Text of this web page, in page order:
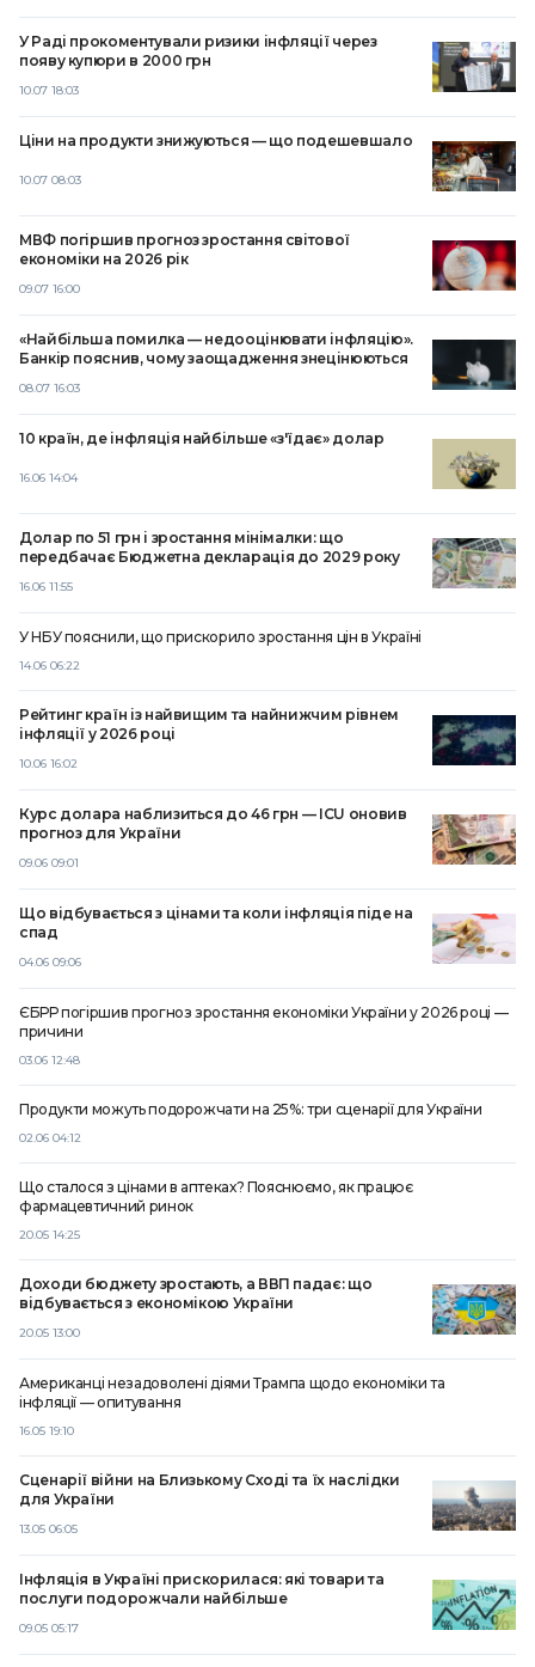
10.07 18:03
У Раді прокоментували ризики інфляції через
появу купюри в 2000 грн
10.07 08:03
Ціни на продукти знижуються — що подешевшало
09.07 16:00
МВФ погіршив прогноз зростання світової
економіки на 2026 рік
08.07 16:03
«Найбільша помилка — недооцінювати інфляцію».
Банкір пояснив, чому заощадження знецінюються
16.06 14:04
10 країн, де інфляція найбільше «з'їдає» долар
16.06 11:55
Долар по 51 грн і зростання мінімалки: що
передбачає Бюджетна декларація до 2029 року
14.06 06:22
У НБУ пояснили, що прискорило зростання цін в Україні
10.06 16:02
Рейтинг країн із найвищим та найнижчим рівнем
інфляції у 2026 році
09.06 09:01
Курс долара наблизиться до 46 грн — ICU оновив
прогноз для України
04.06 09:06
Що відбувається з цінами та коли інфляція піде на
спад
03.06 12:48
ЄБРР погіршив прогноз зростання економіки України у 2026 році —
причини
02.06 04:12
Продукти можуть подорожчати на 25%: три сценарії для України
20.05 14:25
Що сталося з цінами в аптеках? Пояснюємо, як працює
фармацевтичний ринок
20.05 13:00
Доходи бюджету зростають, а ВВП падає: що
відбувається з економікою України
16.05 19:10
Американці незадоволені діями Трампа щодо економіки та
інфляції — опитування
13.05 06:05
Сценарії війни на Близькому Сході та їх наслідки
для України
09.05 05:17
Інфляція в Україні прискорилася: які товари та
послуги подорожчали найбільше